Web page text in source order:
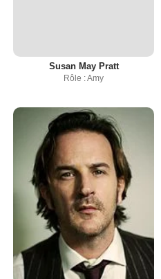
Susan May Pratt
Rôle : Amy